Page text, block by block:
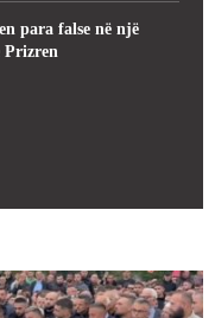
para false në një
Prizren